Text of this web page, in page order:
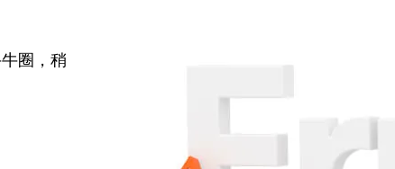
圈，稍